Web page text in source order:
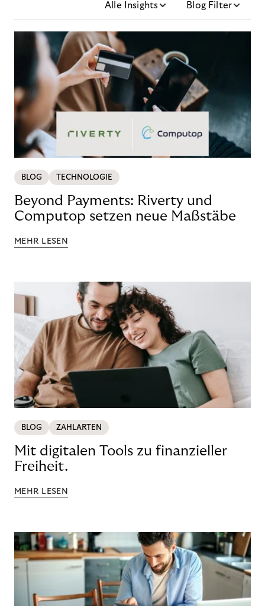
Alle Insights Blog Filter
BLOG TECHNOLOGIE
Beyond Payments: Riverty und
Computop setzen neue Maßstäbe
MEHR LESEN
BLOG ZAHLARTEN
Mit digitalen Tools zu finanzieller
Freiheit.
MEHR LESEN